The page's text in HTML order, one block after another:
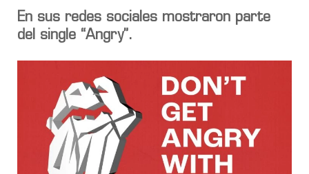
En sus redes sociales mostraron parte
del single “Angry”.